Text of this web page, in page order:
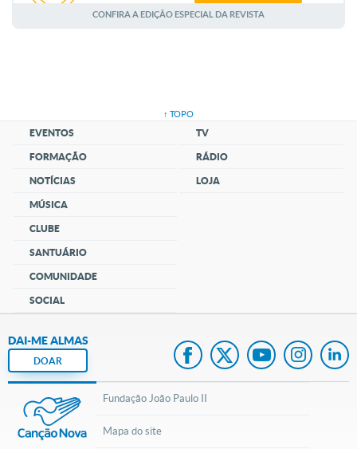
AGOSTO
CONFIRA A EDIÇÃO ESPECIAL DA REVISTA
↑ TOPO
EVENTOS
FORMAÇÃO
NOTÍCIAS
MÚSICA
CLUBE
SANTUÁRIO
COMUNIDADE
SOCIAL
TV
RÁDIO
LOJA
DAI-ME ALMAS
DOAR
Fundação João Paulo II
Mapa do site